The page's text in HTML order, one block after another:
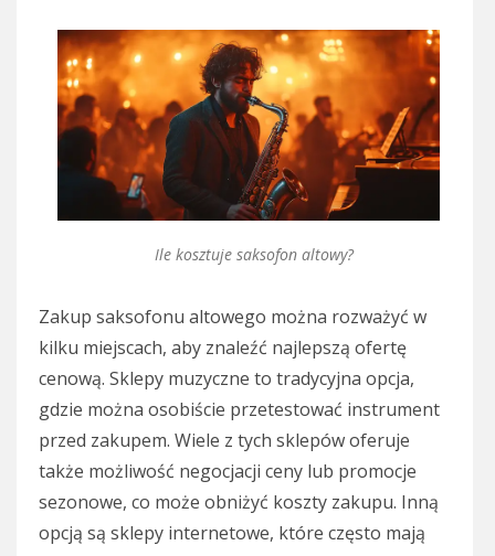
Ile kosztuje saksofon altowy?
Zakup saksofonu altowego można rozważyć w
kilku miejscach, aby znaleźć najlepszą ofertę
cenową. Sklepy muzyczne to tradycyjna opcja,
gdzie można osobiście przetestować instrument
przed zakupem. Wiele z tych sklepów oferuje
także możliwość negocjacji ceny lub promocje
sezonowe, co może obniżyć koszty zakupu. Inną
opcją są sklepy internetowe, które często mają